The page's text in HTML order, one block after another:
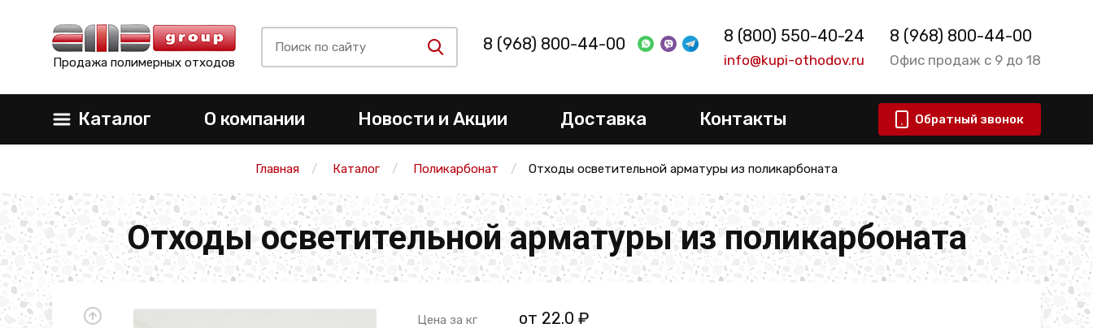
Продажа полимерных отходов
8 (968) 800-44-00 8 (800) 550-40-24
info@kupi-othodov.ru
8 (968) 800-44-00
Офис продаж с 9 до 18
Каталог О компании Новости и Акции Доставка Контакты Обратный звонок
Главная Каталог Поликарбонат Отходы осветительной арматуры из поликарбоната
Отходы осветительной арматуры из поликарбоната
Цена за кг от 22.0 ₽